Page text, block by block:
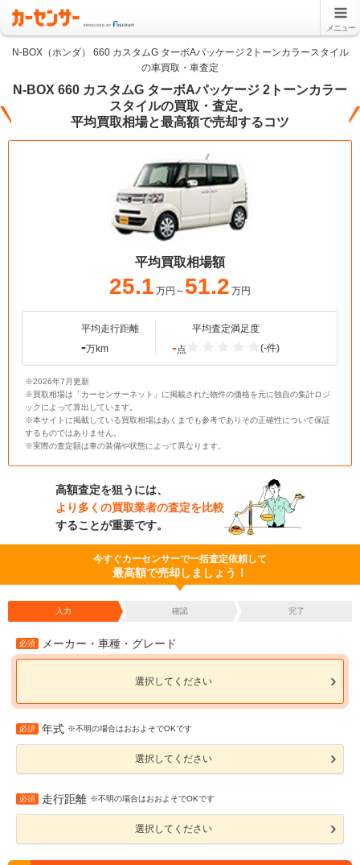
メニュー
N-BOX（ホンダ） 660 カスタムG ターボAパッケージ 2トーンカラースタイル
の車買取・車査定
N-BOX 660 カスタムG ターボAパッケージ 2トーンカラー
スタイルの買取・査定。
平均買取相場と最高額で売却するコツ
平均買取相場額
25.1 万円～ 51.2 万円
平均走行距離
-万km
平均査定満足度
-点 (-件)
※2026年7月更新
※買取相場は「カーセンサーネット」に掲載された物件の価格を元に独自の集計ロジ
ックによって算出しています。
※本サイトに掲載している買取相場はあくまでも参考でありその正確性について保証
するものではありません。
※実際の査定額は車の装備や状態によって異なります。
高額査定を狙うには、
より多くの買取業者の査定を比較
することが重要です。
今すぐカーセンサーで一括査定依頼して
最高額で売却しましょう！
入力 確認 完了
必須 メーカー・車種・グレード
選択してください
必須 年式 ※不明の場合はおおよそでOKです
選択してください
必須 走行距離 ※不明の場合はおおよそでOKです
選択してください